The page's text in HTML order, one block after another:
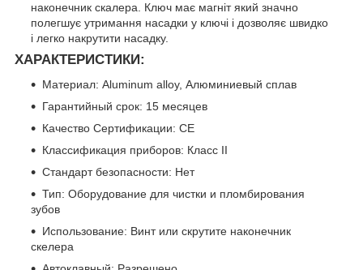
наконечник скалера. Ключ має магніт який значно
полегшує утримання насадки у ключі і дозволяє швидко
і легко накрутити насадку.
ХАРАКТЕРИСТИКИ:
Материал: Aluminum alloy, Алюминиевый сплав
Гарантийный срок: 15 месяцев
Качество Сертификации: CE
Классификация приборов: Класс II
Стандарт безопасности: Нет
Тип: Оборудование для чистки и пломбирования
зубов
Использование: Винт или скрутите наконечник
скелера